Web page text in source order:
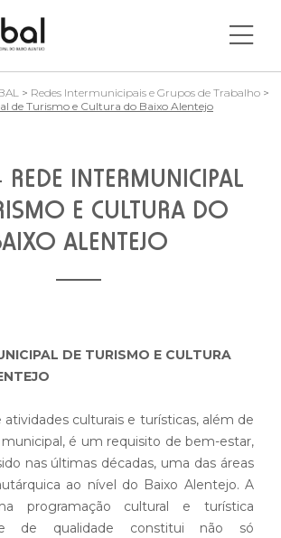
> Redes Intermunicipais e Grupos de Trabalho >
de Turismo e Cultura do Baixo Alentejo
REDE INTERMUNICIPAL
E CULTURA DO
ALENTEJO
DE TURISMO E CULTURA
culturais e turísticas, além de
é um requisito de bem-estar,
nas últimas décadas, uma das áreas
ao nível do Baixo Alentejo. A
programação cultural e turística
e de qualidade constitui não só